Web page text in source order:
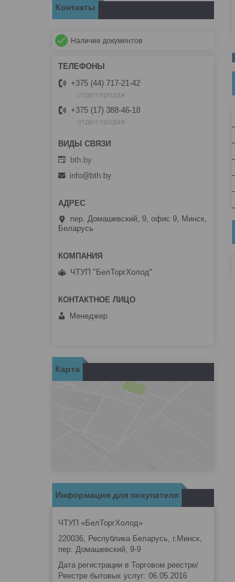
Контакты
Наличие документов
+375 (44) 717-21-42
отдел продаж
+375 (17) 388-46-18
отдел продаж
bth.by
info@bth.by
пер. Домашевский, 9, офис 9, Минск,
Беларусь
ЧТУП "БелТоргХолод"
Менеджер
Карта
Информация для покупателя
ЧТУП «БелТоргХолод»
220036, Республика Беларусь, г.Минск,
пер. Домашевский, 9-9
Дата регистрации в Торговом реестре/
Реестре бытовых услуг: 06.05.2016